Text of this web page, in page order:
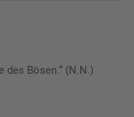
des Bösen.“ (N.N.)